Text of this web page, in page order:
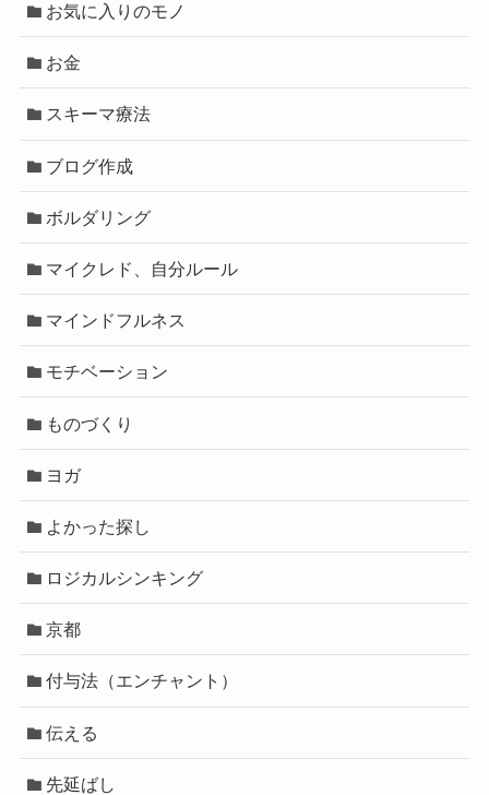
お気に入りのモノ
お金
スキーマ療法
ブログ作成
ボルダリング
マイクレド、自分ルール
マインドフルネス
モチベーション
ものづくり
ヨガ
よかった探し
ロジカルシンキング
京都
付与法（エンチャント）
伝える
先延ばし